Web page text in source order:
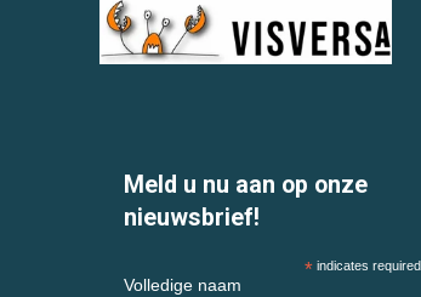
Meld u nu aan op onze
nieuwsbrief!
*indicates required
Volledige naam